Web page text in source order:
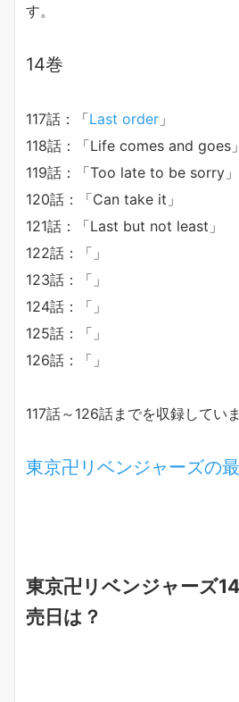
す。
14巻
117話：「Last order 」
118話：「Life comes and goes」
119話：「Too late to be sorry」
120話：「Can take it」
121話：「Last but not least」
122話：「」
123話：「」
124話：「」
125話：「」
126話：「」
117話～126話までを収録していま
東京卍リベンジャーズの
東京卍リベンジャーズ
売日は？